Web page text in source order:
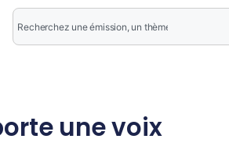
une voix